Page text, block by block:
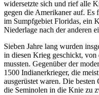
widersetzte sich und rief alle
gegen die Amerikaner auf.
im Sumpfgebiet Floridas, ein
Niederlage nach der anderen
Sieben Jahre lang wurden
in diesen Krieg geschickt, von
mussten. Gegenüber der
1500 Indianerkrieger, die
ausgerüstet waren. Die besten
die Seminolen in die Knie zu